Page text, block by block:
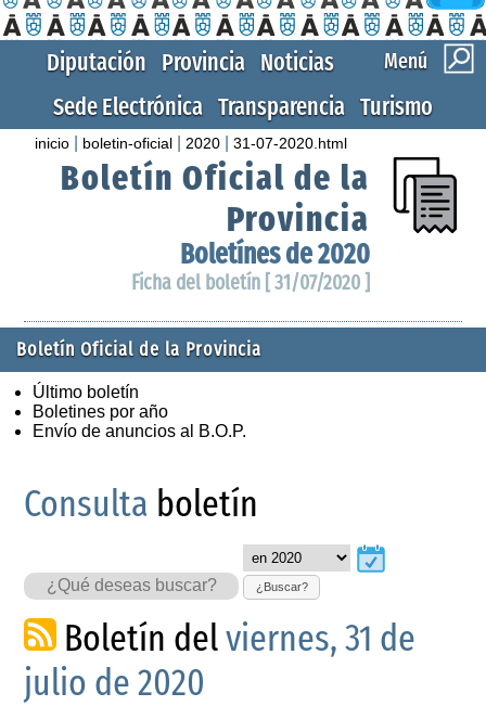
Menú
Diputación Provincia Noticias
Sede Electrónica Transparencia Turismo
inicio boletin-oficial 2020 |31-07-2020.html
Boletín Oficial de la
Provincia
Boletínes de 2020
Ficha del boletín [ 31/07/2020 ]
Boletín Oficial de la Provincia
Último boletín
Boletines por año
Envío de anuncios al B.O.P.
Consulta boletín
¿Buscar?
Boletín delviernes, 31 de
julio de 2020